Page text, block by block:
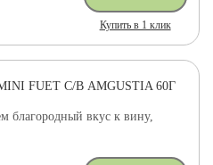
Купить в 1 клик
FUET С/В AMGUSTIA 60Г
благородный вкус к вину,